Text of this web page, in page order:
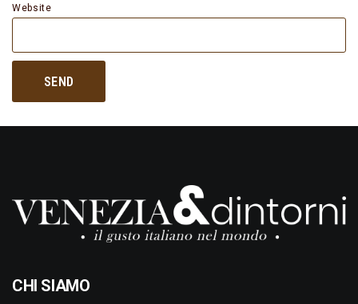
Website
CHI SIAMO